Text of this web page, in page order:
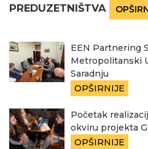
PREDUZETNIŠTVA
EEN Partnering
Metropolitanski
Saradnju
OPŠIRNIJE
Početak
okviru projekta
OPŠIRNIJE